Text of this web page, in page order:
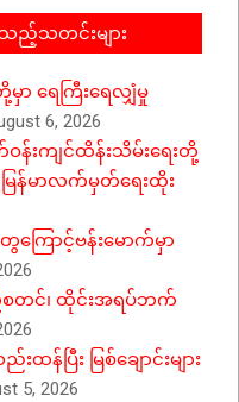
ည့်သတင်းများ
ာ ရေကြီးရေလျှံမှု
6, 2026
းကျင်ထိန်းသိမ်းရေးတို့
ြန်မာလက်မှတ်ရေးထိုး
ကြောင့်ဗန်းမောက်မှာ
စတင်၊ ထိုင်းအရပ်ဘက်
န်ပြီး မြစ်ချောင်းများ
5, 2026